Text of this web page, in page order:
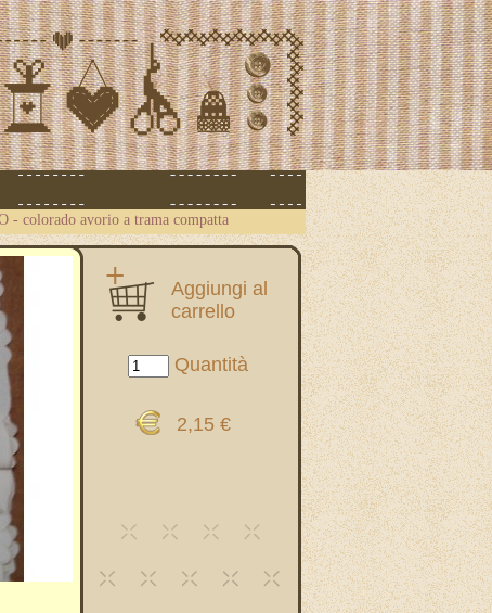
- colorado avorio a trama compatta
Aggiungi al
carrello
Quantità
2,15 €